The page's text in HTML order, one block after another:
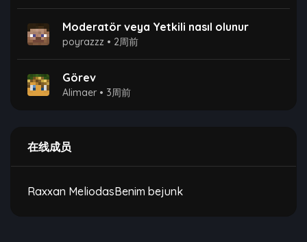
Moderatör veya Yetkili nasıl olunur
poyrazzz • 2周前
Görev
Alimaer • 3周前
在线成员
Raxxan MeliodasBenim bejunk